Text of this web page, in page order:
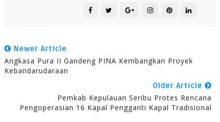
Newer Article
Angkasa Pura II Gandeng PINA Kembangkan Proyek
Kebandarudaraan
Older Article
Pemkab Kepulauan Seribu Protes Rencana
Pengoperasian 16 Kapal Pengganti Kapal Tradisional